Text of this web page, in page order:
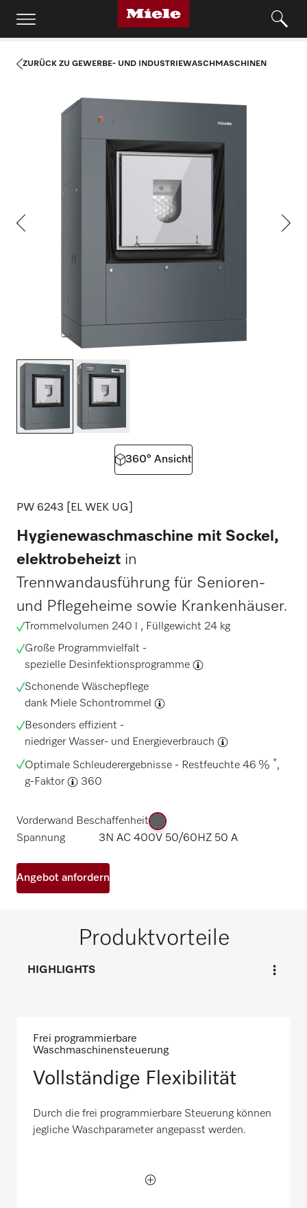
ZURÜCK ZU GEWERBE- UND INDUSTRIEWASCHMASCHINEN
360° Ansicht
PW 6243 [EL WEK UG]
Hygienewaschmaschine mit Sockel,
elektrobeheizt in
Trennwandausführung für Senioren-
und Pflegeheime sowie Krankenhäuser.
Trommelvolumen 240 l , Füllgewicht 24 kg
Große Programmvielfalt -
spezielle Desinfektionsprogramme
Schonende Wäschepflege
dank Miele Schontrommel
Besonders effizient -
niedriger Wasser- und Energieverbrauch
Optimale Schleuderergebnisse - Restfeuchte 46 % *,
g-Faktor
360
Vorderwand Beschaffenheit
Spannung
3N AC 400V 50/60HZ 50 A
Angebot anfordern
Produktvorteile
HIGHLIGHTS
Frei programmierbare
Waschmaschinensteuerung
Vollständige Flexibilität
Durch die frei programmierbare Steuerung können
jegliche Waschparameter angepasst werden.